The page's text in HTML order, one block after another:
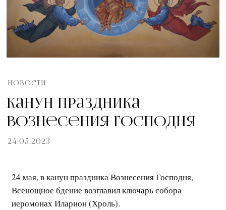
НОВОСТИ
Канун праздника
Вознесения Господня
24.05.2023
24 мая, в канун праздника Вознесения Господня,
Всенощное бдение возглавил ключарь собора
иеромонах Иларион (Хроль).